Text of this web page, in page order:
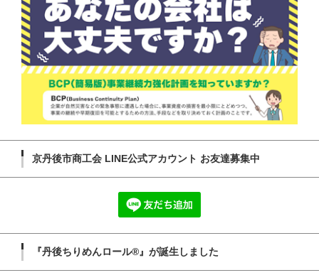
京丹後市商工会 LINE公式アカウント お友達募集中
『丹後ちりめんロール®』が誕生しました